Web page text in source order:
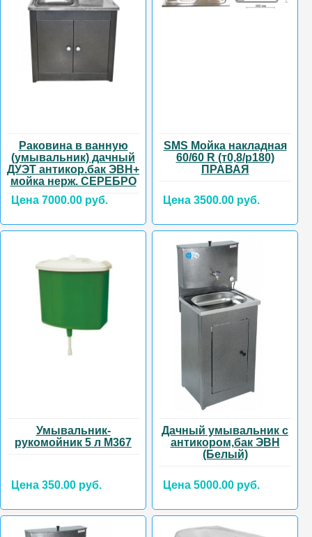
Раковина в ванную
(умывальник) дачный
ДУЭТ антикор.бак ЭВН+
мойка нерж. СЕРЕБРО
Цена 7000.00 руб.
SMS Мойка накладная
60/60 R (т0,8/р180)
ПРАВАЯ
Цена 3500.00 руб.
Умывальник-
рукомойник 5 л М367
Цена 350.00 руб.
Дачный умывальник с
антикором,бак ЭВН
(Белый)
Цена 5000.00 руб.